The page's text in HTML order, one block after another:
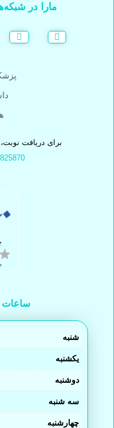
مارا در
برای دریافت
ساعات
شنبه
یکشنبه
دوشنبه
سه شنبه
چهارشنبه